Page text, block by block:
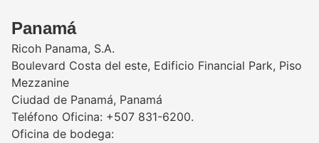
Panamá
Ricoh Panama, S.A.
Boulevard Costa del este, Edificio Financial Park, Piso
Mezzanine
Ciudad de Panamá, Panamá
Teléfono Oficina: +507 831-6200.
Oficina de bodega: